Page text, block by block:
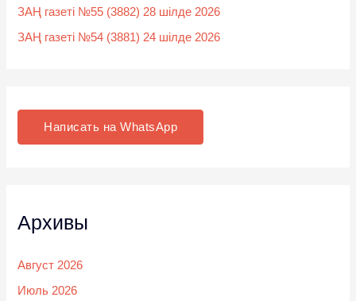
ЗАҢ газеті №55 (3882) 28 шілде 2026
ЗАҢ газеті №54 (3881) 24 шілде 2026
Написать на WhatsApp
Архивы
Август 2026
Июль 2026